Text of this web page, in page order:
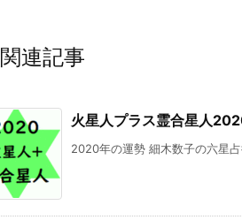
関連記事
火星人プラス霊合星人
2020年の運勢 細木数子の六星